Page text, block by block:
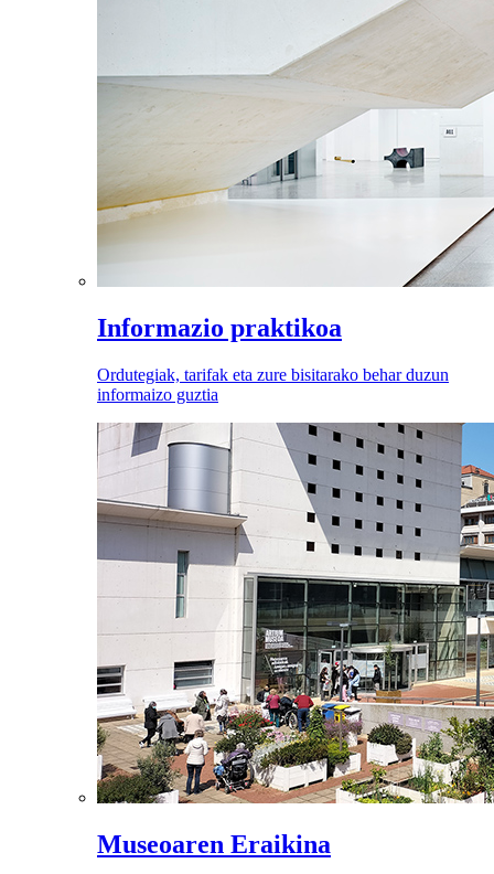
Informazio praktikoa
Ordutegiak, tarifak eta zure bisitarako behar duzun
informaizo guztia
Museoaren Eraikina